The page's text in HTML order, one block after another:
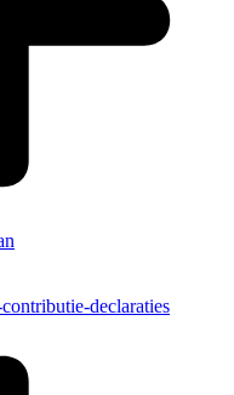
declaraties